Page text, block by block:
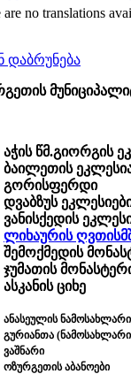
are no translations
დაბრუნება
აჭის წმ.გიორგის
ბაილეთის
გორისფერდი
დვაბზუს
ვანისქედის
ლიხაურის
შემოქმედის
ჯუმათის
ასკანის ციხე
ანასეულის ნამოსახლარი
გურიანთა
ვაშნარი
ოზურგეთის აბანოები